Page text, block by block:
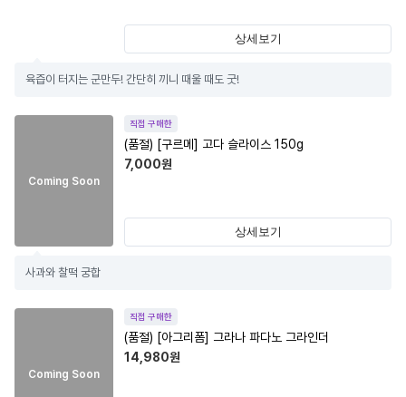
상세보기
육즙이 터지는 군만두! 간단히 끼니 때울 때도 굿!
Coming Soon
직접 구매한
(품절) [구르메] 고다 슬라이스 150g
7,000원
상세보기
사과와 찰떡 궁합
Coming Soon
직접 구매한
(품절) [아그리폼] 그라나 파다노 그라인더
14,980원